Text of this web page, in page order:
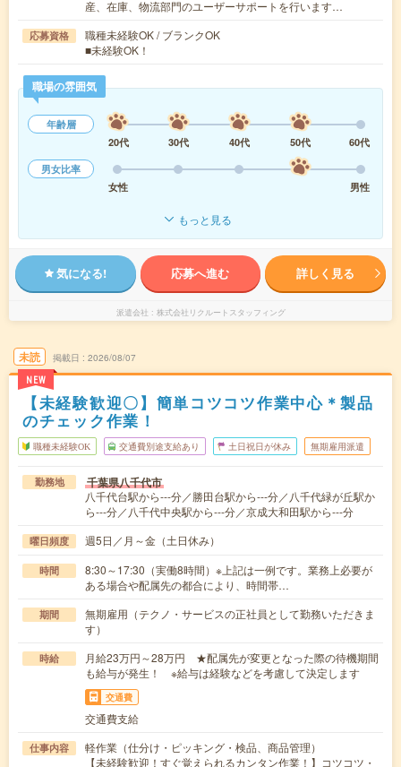
産、在庫、物流部門のユーザーサポートを行います…
応募資格
職種未経験OK / ブランクOK
■未経験OK！
職場の雰囲気
年齢層
20代
30代 40代 50代
60代
男女比率
女性
男性
もっと見る
気になる! 応募へ進む 詳しく見る
派遣会社 株式会社リクルートスタッフィング
未読
NEW
掲載日 2026/08/07
【未経験歓迎〇】簡単コツコツ作業中心＊製品
のチェック作業！
職種未経験OK 交通費別途支給あり 土日祝日が休み 無期雇用派遣
勤務地 千葉県八千代市
八千代台駅から---分／勝田台駅から---分／八千代緑が丘駅か
ら---分／八千代中央駅から---分／京成大和田駅から---分
曜日頻度 週5日／月～金（土日休み）
時間
8:30～17:30（実働8時間）※上記は一例です。業務上必要が
ある場合や配属先の都合により、時間帯…
期間
無期雇用（テクノ・サービスの正社員として勤務いただきま
す）
時給
月給23万円～28万円 ★配属先が変更となった際の待機期間
も給与が発生！ ※給与は経験などを考慮して決定します
交通費
交通費支給
仕事内容
軽作業（仕分け・ピッキング・検品、商品管理）
【未経験歓迎！すぐ覚えられるカンタン作業！】コツコツ・